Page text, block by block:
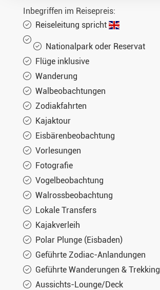
Inbegriffen im Reisepreis:
Reiseleitung spricht
Nationalpark oder Reservat
Flüge inklusive
Wanderung
Walbeobachtungen
Zodiakfahrten
Kajaktour
Eisbärenbeobachtung
Vorlesungen
Fotografie
Vogelbeobachtung
Walrossbeobachtung
Lokale Transfers
Kajakverleih
Polar Plunge (Eisbaden)
Geführte Zodiac-Anlandungen
Geführte Wanderungen & Trekking
Aussichts-Lounge/Deck